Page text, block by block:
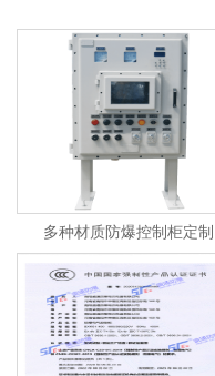
多种材质防爆控制柜定制